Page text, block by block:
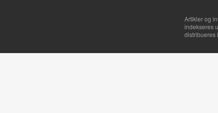
Artikler og
indekseres
distribueres